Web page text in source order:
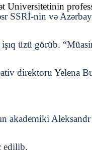
Universitetinin
SSRİ-nin və
üzü görüb.
direktoru Yelena
akademiki
edilib.